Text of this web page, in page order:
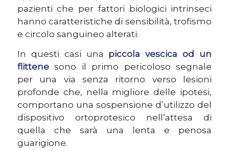
pazienti che per fattori biologici intrinseci
hanno caratteristiche di sensibilità, trofismo
e circolo sanguineo alterati.
In questi casi una piccola vescica od un
flittenesono il primo pericoloso segnale
per una via senza ritorno verso lesioni
profonde che, nella migliore delle ipotesi,
comportano una sospensione d’utilizzo del
dispositivo ortoprotesico nell’attesa di
quella che sarà una lenta e penosa
guarigione.